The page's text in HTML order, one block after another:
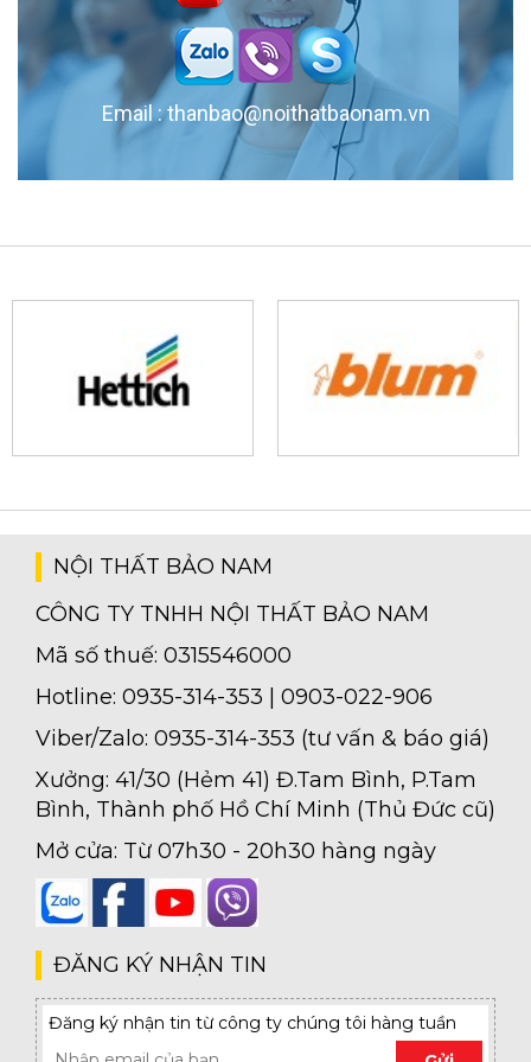
Giường bục đa năng đẹp, thiết kế thông minh giúp tối ưu diện tích, lưu
trữ tiện lợi và mang đến không gian phòng ngủ gọn gàng, hiện đại cho
căn hộ nhỏ
Kiệm Không Gian
tích. Giúp gia đình sở hữu không gian bếp tiện nghi, sang trọng và bền
Tủ bếp gỗ MDF đẹp, giá rẻ và chất lượng cao tại Nội Thất Bảo Nam. Với
sang trọng. Lựa chọn hoàn hảo cho mọi gia đình. Liên hệ ngay để được..
Nội Thất Phòng Ngủ Chung Cư Hiện Đại: Thiết Kế Đẹp &
Tiện Nghi
Khám phá những xu hướng nội thất phòng ngủ chung cư hiện đại với
thiết kế đẹp mắt và tiện nghi. Từ màu sắc, bố trí đến các mẫu tủ quần áo
thông minh, bài viết này sẽ giúp bạn tạo nên không gian sống lý..
Email : thanbao@noithatbaonam.vn
NỘI THẤT BẢO NAM
CÔNG TY TNHH NỘI THẤT BẢO NAM
Mã số thuế: 0315546000
Hotline: 0935-314-353 | 0903-022-906
Viber/Zalo: 0935-314-353 (tư vấn & báo giá)
Xưởng: 41/30 (Hẻm 41) Đ.Tam Bình, P.Tam
Bình, Thành phố Hồ Chí Minh (Thủ Đức cũ)
Mở cửa: Từ 07h30 - 20h30 hàng ngày
ĐĂNG KÝ NHẬN TIN
Đăng ký nhận tin từ công ty chúng tôi hàng tuần